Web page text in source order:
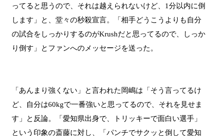
ってると思うので、それは越えられないけど、1分以内に倒
します」と、堂々の秒殺宣言。「相手どうこうよりも自分
の試合をしっかりするのがKrushだと思ってるので、しっか
り倒す」とファンへのメッセージを送った。
「あんまり強くない」と言われた岡嶋は「そう言ってるけ
ど、自分は60kgで一番強いと思ってるので、それを見せま
す」と反論。「愛知県出身で、トリッキーで面白い選手」
という印象の斎藤に対し、「パンチでサクッと倒して愛知